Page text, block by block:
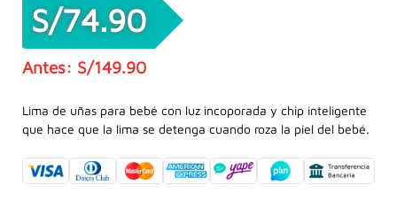
S/149.90
precio
original
S/149.90.
S/74.90
precio
actual
S/74.90.
Lima de uñas para bebé con luz incoporada y chip inteligente
que hace que la lima se detenga cuando roza la piel del bebé.